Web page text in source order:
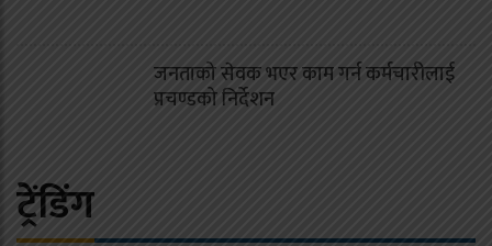
जनताको सेवक भएर काम गर्न कर्मचारीलाई
प्रचण्डको निर्देशन
ट्रेंडिंग